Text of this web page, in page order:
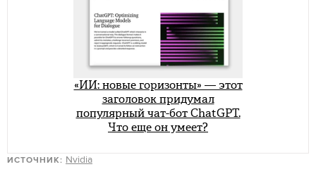
«ИИ: новые горизонты» — этот
заголовок придумал
популярный чат-бот ChatGPT.
Что еще он умеет?
ИСТОЧНИК: Nvidia